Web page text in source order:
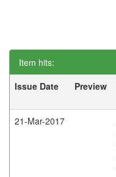
Item hits:
Issue Date
Preview
21-Mar-2017